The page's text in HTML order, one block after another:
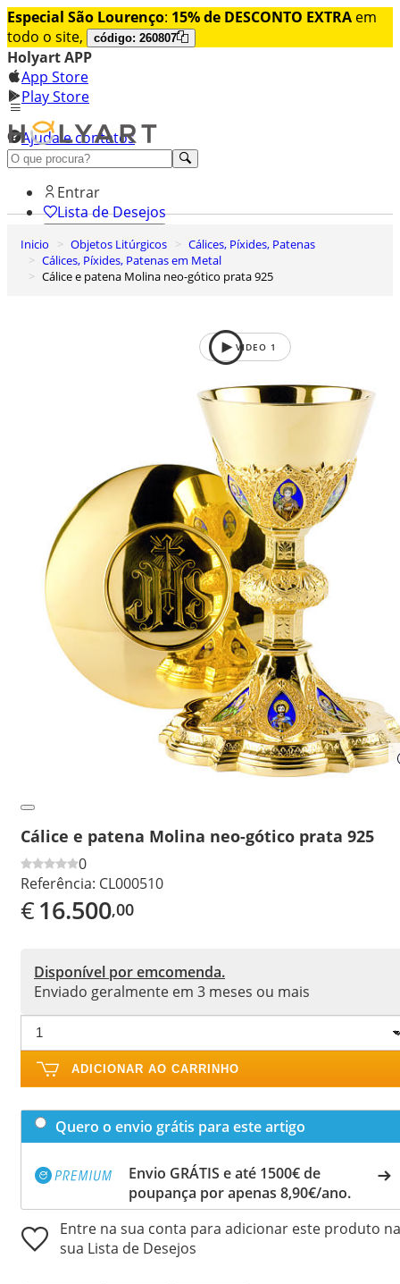
Especial São Lourenço: 15% de DESCONTO EXTRA em
todo o site,
código: 260807
Holyart APP
App Store
Play Store
Ajuda e contatos
Conheça premium
Entrar
Lista de Desejos
0
Carrinho de Compras
Inicio Objetos Litúrgicos
Cálices, Píxides, Patenas
Cálices, Píxides, Patenas em Metal
Cálice e patena Molina neo-gótico prata 925
VIDEO 1
Cálice e patena Molina neo-gótico prata 925
0
Referência: CL000510
€16.500,00
Disponível por emcomenda.
Enviado geralmente em 3 meses ou mais
ADICIONAR AO CARRINHO
Quero o envio grátis para este artigo
Envio GRÁTIS e até 1500€ de
poupança por apenas 8,90€/ano.
Entre na sua conta para adicionar este produto na
sua Lista de Desejos